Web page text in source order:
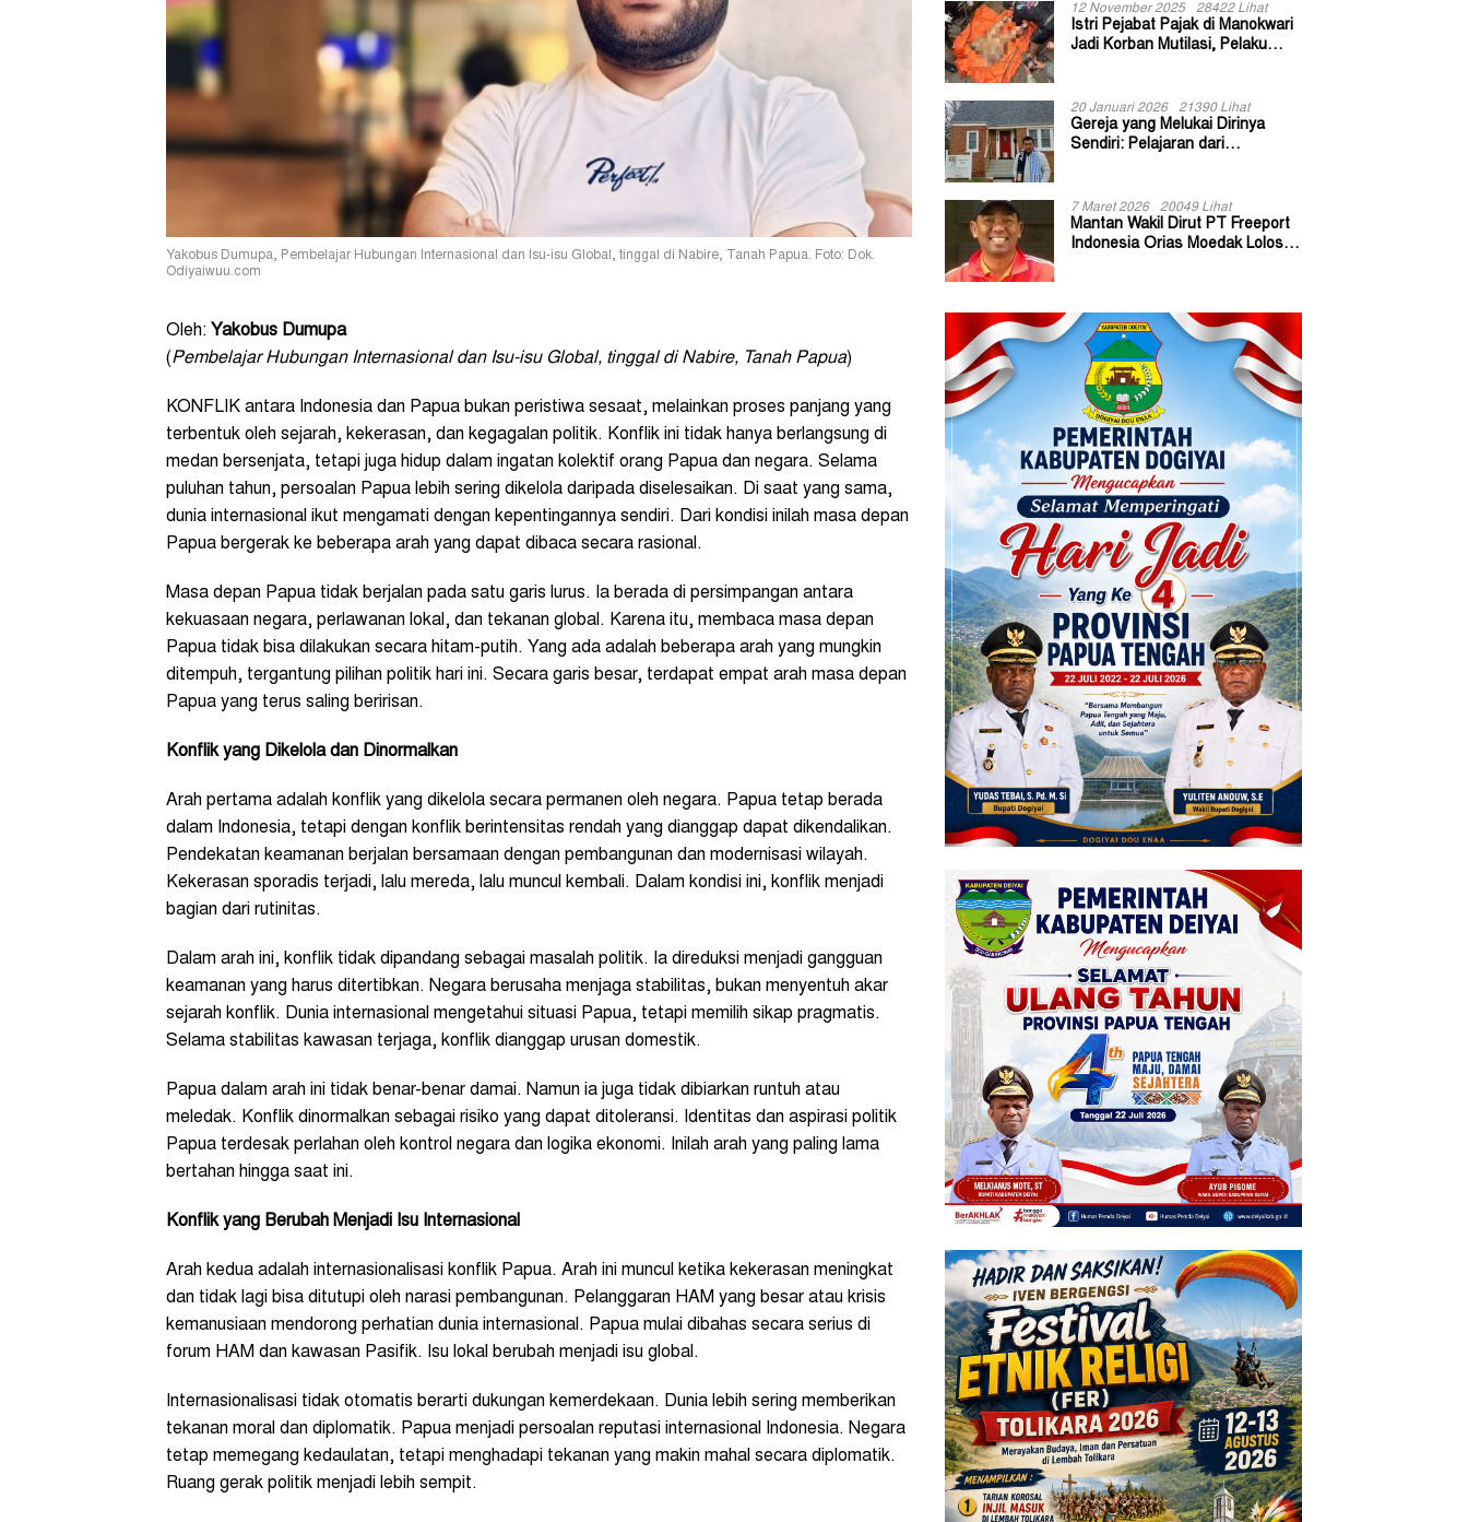
Yakobus Dumupa, Pembelajar Hubungan Internasional dan Isu-isu Global, tinggal di Nabire, Tanah Papua. Foto: Dok.
Odiyaiwuu.com
Oleh: Yakobus Dumupa
(Pembelajar Hubungan Internasional dan Isu-isu Global, tinggal di Nabire, Tanah Papua)
KONFLIK antara Indonesia dan Papua bukan peristiwa sesaat, melainkan proses panjang yang
terbentuk oleh sejarah, kekerasan, dan kegagalan politik. Konflik ini tidak hanya berlangsung di
medan bersenjata, tetapi juga hidup dalam ingatan kolektif orang Papua dan negara. Selama
puluhan tahun, persoalan Papua lebih sering dikelola daripada diselesaikan. Di saat yang sama,
dunia internasional ikut mengamati dengan kepentingannya sendiri. Dari kondisi inilah masa depan
Papua bergerak ke beberapa arah yang dapat dibaca secara rasional.
Masa depan Papua tidak berjalan pada satu garis lurus. Ia berada di persimpangan antara
kekuasaan negara, perlawanan lokal, dan tekanan global. Karena itu, membaca masa depan
Papua tidak bisa dilakukan secara hitam-putih. Yang ada adalah beberapa arah yang mungkin
ditempuh, tergantung pilihan politik hari ini. Secara garis besar, terdapat empat arah masa depan
Papua yang terus saling beririsan.
Konflik yang Dikelola dan Dinormalkan
Arah pertama adalah konflik yang dikelola secara permanen oleh negara. Papua tetap berada
dalam Indonesia, tetapi dengan konflik berintensitas rendah yang dianggap dapat dikendalikan.
Pendekatan keamanan berjalan bersamaan dengan pembangunan dan modernisasi wilayah.
Kekerasan sporadis terjadi, lalu mereda, lalu muncul kembali. Dalam kondisi ini, konflik menjadi
bagian dari rutinitas.
Dalam arah ini, konflik tidak dipandang sebagai masalah politik. Ia direduksi menjadi gangguan
keamanan yang harus ditertibkan. Negara berusaha menjaga stabilitas, bukan menyentuh akar
sejarah konflik. Dunia internasional mengetahui situasi Papua, tetapi memilih sikap pragmatis.
Selama stabilitas kawasan terjaga, konflik dianggap urusan domestik.
Papua dalam arah ini tidak benar-benar damai. Namun ia juga tidak dibiarkan runtuh atau
meledak. Konflik dinormalkan sebagai risiko yang dapat ditoleransi. Identitas dan aspirasi politik
Papua terdesak perlahan oleh kontrol negara dan logika ekonomi. Inilah arah yang paling lama
bertahan hingga saat ini.
Konflik yang Berubah Menjadi Isu Internasional
Arah kedua adalah internasionalisasi konflik Papua. Arah ini muncul ketika kekerasan meningkat
dan tidak lagi bisa ditutupi oleh narasi pembangunan. Pelanggaran HAM yang besar atau krisis
kemanusiaan mendorong perhatian dunia internasional. Papua mulai dibahas secara serius di
forum HAM dan kawasan Pasifik. Isu lokal berubah menjadi isu global.
Internasionalisasi tidak otomatis berarti dukungan kemerdekaan. Dunia lebih sering memberikan
tekanan moral dan diplomatik. Papua menjadi persoalan reputasi internasional Indonesia. Negara
tetap memegang kedaulatan, tetapi menghadapi tekanan yang makin mahal secara diplomatik.
Ruang gerak politik menjadi lebih sempit.
12 November 2025 28422 Lihat
Istri Pejabat Pajak di Manokwari
Jadi Korban Mutilasi, Pelaku
20 Januari 2026 21390 Lihat
Gereja yang Melukai Dirinya
Sendiri: Pelajaran dari
7 Maret 2026 20049 Lihat
Mantan Wakil Dirut PT Freeport
Indonesia Orias Moedak Lolos